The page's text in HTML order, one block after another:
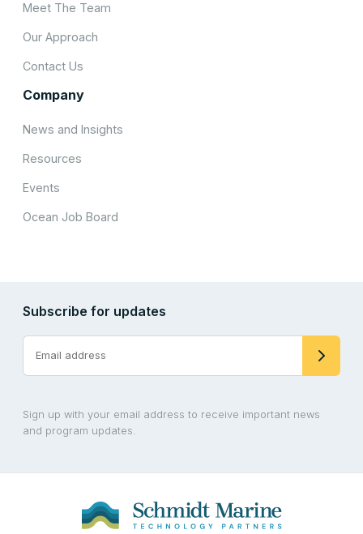
Meet The Team
Our Approach
Contact Us
Company
News and Insights
Resources
Events
Ocean Job Board
Subscribe for updates
Sign up with your email address to receive important news
and program updates.